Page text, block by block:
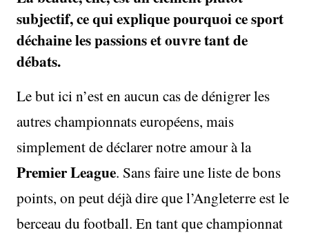
subjectif, ce qui explique pourquoi ce sport
déchaine les passions et ouvre tant de
débats.
Le but ici n’est en aucun cas de dénigrer les
autres championnats européens, mais
simplement de déclarer notre amour à la
Premier League. Sans faire une liste de bons
points, on peut déjà dire que l’Angleterre est le
berceau du football. En tant que championnat